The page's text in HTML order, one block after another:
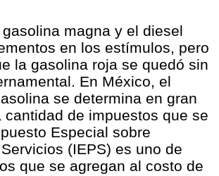
magna y el diesel
en los estímulos, pero
la gasolina roja se quedó sin
En México, el
se determina en gran
cantidad de impuestos que se
Especial sobre
(IEPS) es uno de
que se agregan al costo de